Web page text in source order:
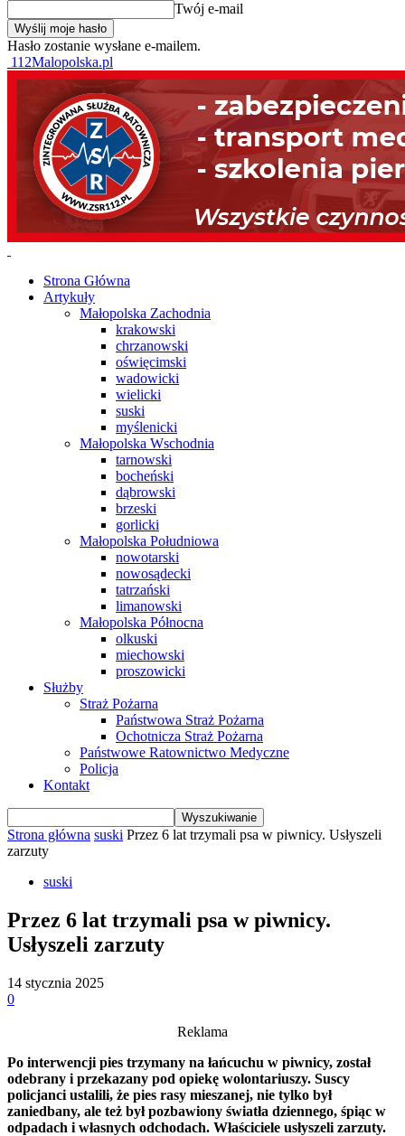
Twój e-mail
Hasło zostanie wysłane e-mailem.
112Malopolska.pl
Strona Główna
Artykuły
Małopolska Zachodnia
krakowski
chrzanowski
oświęcimski
wadowicki
wielicki
suski
myślenicki
Małopolska Wschodnia
tarnowski
bocheński
dąbrowski
brzeski
gorlicki
Małopolska Południowa
nowotarski
nowosądecki
tatrzański
limanowski
Małopolska Północna
olkuski
miechowski
proszowicki
Służby
Straż Pożarna
Państwowa Straż Pożarna
Ochotnicza Straż Pożarna
Państwowe Ratownictwo Medyczne
Policja
Kontakt
Strona główna suski Przez 6 lat trzymali psa w piwnicy. Usłyszeli
zarzuty
suski
Przez 6 lat trzymali psa w piwnicy.
Usłyszeli zarzuty
14 stycznia 2025
0
Reklama
Po interwencji pies trzymany na łańcuchu w piwnicy, został
odebrany i przekazany pod opiekę wolontariuszy. Suscy
policjanci ustalili, że pies rasy mieszanej, nie tylko był
zaniedbany, ale też był pozbawiony światła dziennego, śpiąc w
odpadach i własnych odchodach. Właściciele usłyszeli zarzuty.